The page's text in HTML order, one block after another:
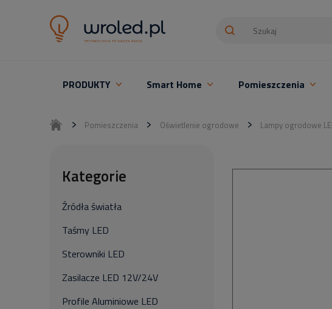
PRODUKTY Smart Home Pomieszczenia
Pomieszczenia Oświetlenie ogrodowe Lampy ogrodowe
Kategorie
Źródła światła
Taśmy LED
Sterowniki LED
Zasilacze LED 12V/24V
Profile Aluminiowe LED